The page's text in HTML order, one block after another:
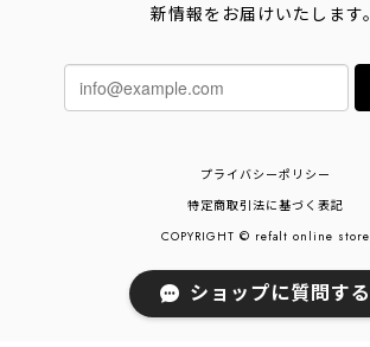
新情報をお届けいたします。
プライバシーポリシー
特定商取引法に基づく表記
COPYRIGHT © refalt online store
ショップに質問する